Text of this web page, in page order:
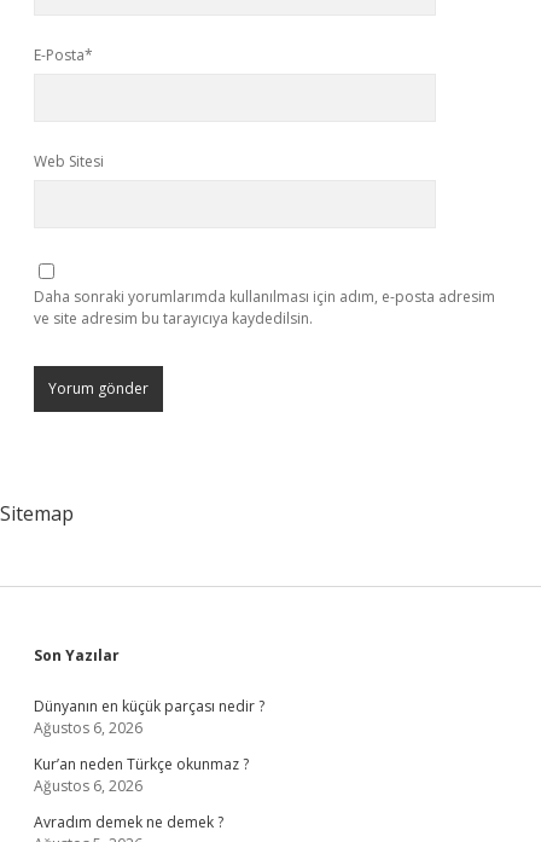
E-Posta*
Web Sitesi
Daha sonraki yorumlarımda kullanılması için adım, e-posta adresim
ve site adresim bu tarayıcıya kaydedilsin.
Sitemap
Sidebar
Son Yazılar
Dünyanın en küçük parçası nedir ?
Ağustos 6, 2026
Kur’an neden Türkçe okunmaz ?
Ağustos 6, 2026
Avradım demek ne demek ?